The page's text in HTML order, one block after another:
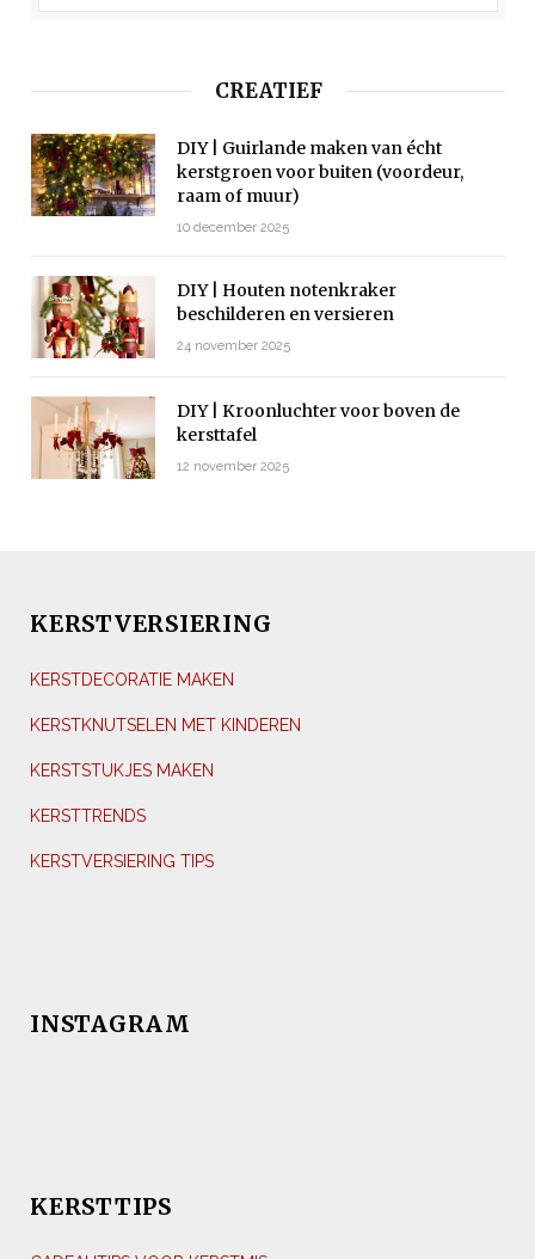
CREATIEF
DIY | Guirlande maken van écht
kerstgroen voor buiten (voordeur,
raam of muur)
10 december 2025
DIY | Houten notenkraker
beschilderen en versieren
24 november 2025
DIY | Kroonluchter voor boven de
kersttafel
12 november 2025
KERSTVERSIERING
KERSTDECORATIE MAKEN
KERSTKNUTSELEN MET KINDEREN
KERSTSTUKJES MAKEN
KERSTTRENDS
KERSTVERSIERING TIPS
INSTAGRAM
KERSTTIPS